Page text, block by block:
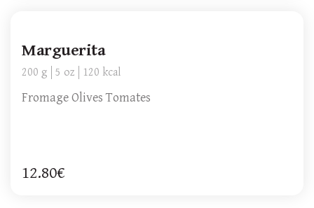
Marguerita
200 g 5 oz 120 kcal
Fromage Olives Tomates
12.80€